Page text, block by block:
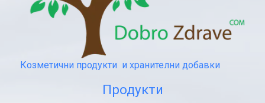
Козметични продукти и хранителни добавки
Продукти